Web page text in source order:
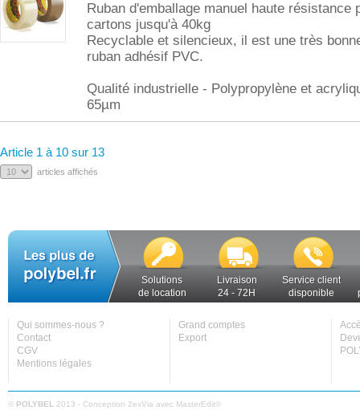
Ruban d'emballage manuel haute résistance
cartons jusqu'à 40kg
Recyclable et silencieux, il est une très
ruban adhésif PVC.
Qualité industrielle - Polypropylène et
65µm
Article 1 à 10 sur 13
articles affichés
Solutions
de location
Livraison
24 - 72H
Service client
disponible
Qui sommes-nous ?
Contact
CGV
Mentions légales
Grand comptes
Export
© POLYBEL 2013 - Conception 2exVia avec MasterEdit©